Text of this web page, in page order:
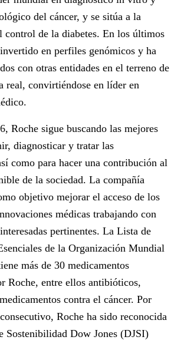
del cáncer, y se sitúa a la
control de la diabetes. En los últimos
en perfiles genómicos y ha
con otras entidades en el terreno de
real, convirtiéndose en líder en
Roche sigue buscando las mejores
diagnosticar y tratar las
como para hacer una contribución al
de la sociedad. La compañía
objetivo mejorar el acceso de los
médicas trabajando con
pertinentes. La Lista de
de la Organización Mundial
más de 30 medicamentos
Roche, entre ellos antibióticos,
contra el cáncer. Por
Roche ha sido reconocida
Sostenibilidad Dow Jones (DJSI)